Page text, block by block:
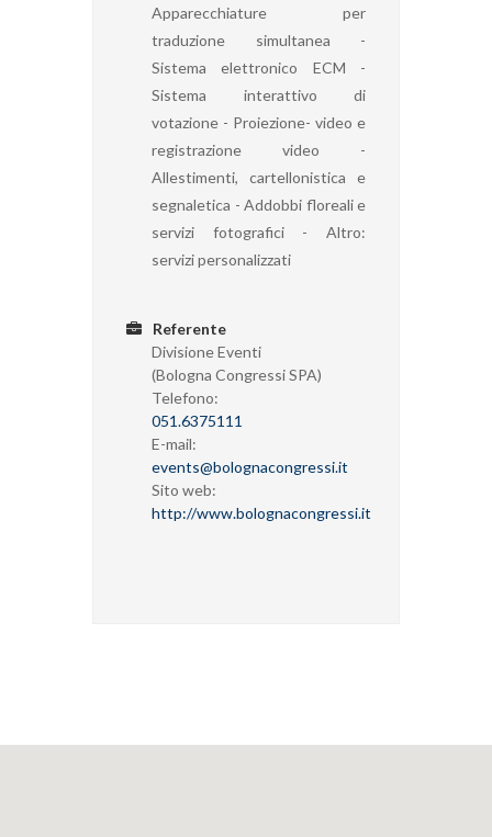
Apparecchiature per
traduzione simultanea -
Sistema elettronico ECM -
Sistema interattivo di
votazione - Proiezione- video e
registrazione video -
Allestimenti, cartellonistica e
segnaletica - Addobbi floreali e
servizi fotografici - Altro:
servizi personalizzati
Referente
Divisione Eventi
(Bologna Congressi SPA)
Telefono:
051.6375111
E-mail:
events@bolognacongressi.it
Sito web:
http://www.bolognacongressi.it